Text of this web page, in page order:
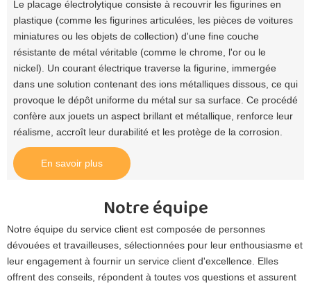
Le placage électrolytique consiste à recouvrir les figurines en
plastique (comme les figurines articulées, les pièces de voitures
miniatures ou les objets de collection) d'une fine couche
résistante de métal véritable (comme le chrome, l'or ou le
nickel). Un courant électrique traverse la figurine, immergée
dans une solution contenant des ions métalliques dissous, ce qui
provoque le dépôt uniforme du métal sur sa surface. Ce procédé
confère aux jouets un aspect brillant et métallique, renforce leur
réalisme, accroît leur durabilité et les protège de la corrosion.
En savoir plus
Notre équipe
Notre équipe du service client est composée de personnes
dévouées et travailleuses, sélectionnées pour leur enthousiasme et
leur engagement à fournir un service client d'excellence. Elles
offrent des conseils, répondent à toutes vos questions et assurent